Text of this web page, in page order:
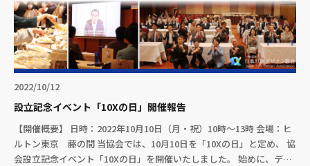
2022/10/12
設立記念イベント「10Xの日」開催報告
【開催概要】 日時：2022年10月10日（月・祝）10時〜13時 会場：ヒ
ルトン東京 藤の間 当協会では、10月10日を「10Xの日」と定め、 協
会設立記念イベント「10Xの日」を開催いたしました。 始めに、デジ